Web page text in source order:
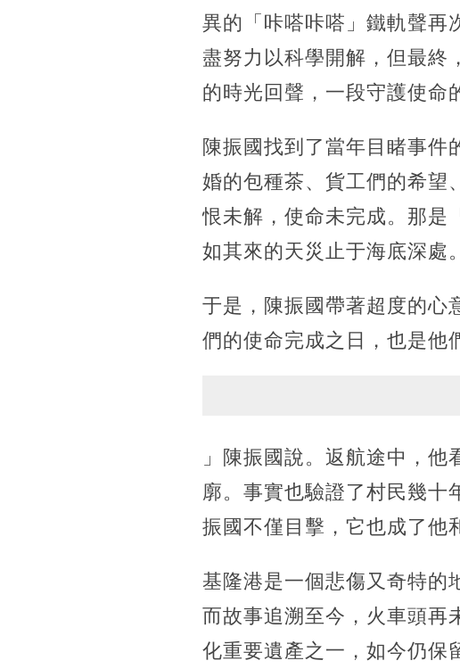
異的「咔嗒咔嗒」鐵軌聲再
盡努力以科學開解，但最終
的時光回聲，一段守護使命
陳振國找到了當年目睹事件
婚的包種茶、貨工們的希望
恨未解，使命未完成。那是
如其來的天災止于海底深處
于是，陳振國帶著超度的心
們的使命完成之日，也是他
」陳振國說。返航途中，
廓。事實也驗證了村民幾十
振國不僅目擊，它也成了他
基隆港是一個悲傷又奇特的
而故事追溯至今，火車頭再
化重要遺產之一，如今仍保